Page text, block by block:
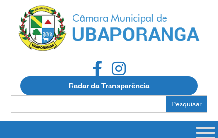
Radar da Transparência
for: